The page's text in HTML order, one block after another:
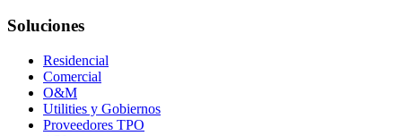
Soluciones
Residencial
Comercial
O&M
Utilities y Gobiernos
Proveedores TPO